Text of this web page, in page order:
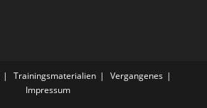
Trainingsmaterialien
Vergangenes
Impressum